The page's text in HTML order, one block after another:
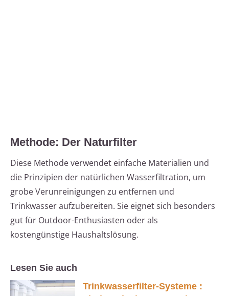
Methode: Der Naturfilter
Diese Methode verwendet einfache Materialien und
die Prinzipien der natürlichen Wasserfiltration, um
grobe Verunreinigungen zu entfernen und
Trinkwasser aufzubereiten. Sie eignet sich besonders
gut für Outdoor-Enthusiasten oder als
kostengünstige Haushaltslösung.
Lesen Sie auch
Trinkwasserfilter-Systeme :